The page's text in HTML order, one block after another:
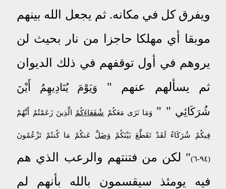
ويفرق كل في مكانه. ثم يجعل الله بينهم
موبقا أي مهلكا حاجزا من نار بحيث لن
يروهم في أول توقفهم في ذلك الديوان
ثم يسألهم عنهم " وَيَوْمَ يُنَادِيهِمُ أَيْنَ
شُرَكَائِي "
" وَمَا نَرَى مَعَكُمْ شُفَعَاءَكُمُ الَّذِينَ زَعَمْتُمُ أَنَّهُمْ
فِيكُمْ شُرَكَاءُ لَقَدْ تَقَطَّعَ بَيْنَكُمْ وَضَلَّ عَنكُمْ مَا كُنتُمْ تَزْعُمُونَ
(٩٤-٦)
" لكن من فتنتهم والرعب الذي هم
فيه يومئذ سيقسمون بالله بأنهم لم